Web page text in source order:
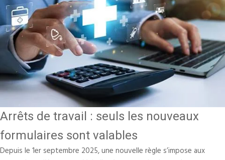
Arrêts de travail : seuls les nouveaux
formulaires sont valables
Depuis le 1er septembre 2025, une nouvelle règle s’impose aux